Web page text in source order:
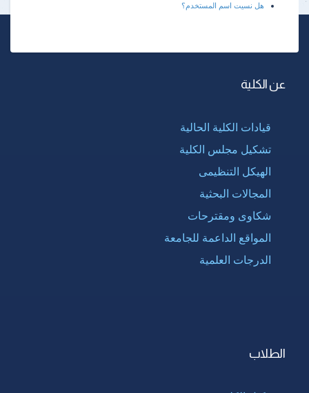
هل نسيت اسم المستخدم؟
عن الكلية
قيادات الكلية الحالية
تشكيل مجلس الكلية
الهيكل التنظيمى
المجالات البحثية
شكاوى ومقترحات
المواقع الداعمة للجامعة
الدرجات العلمية
الطلاب